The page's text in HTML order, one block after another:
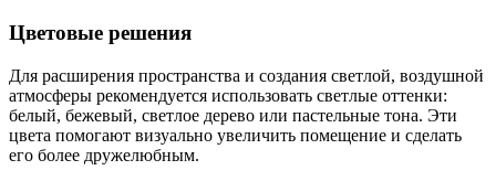
Цветовые решения
Для расширения пространства и создания светлой, воздушной
атмосферы рекомендуется использовать светлые оттенки:
белый, бежевый, светлое дерево или пастельные тона. Эти
цвета помогают визуально увеличить помещение и сделать
его более дружелюбным.